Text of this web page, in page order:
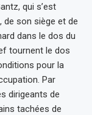
qui s’est
de son siège et de
dans le dos du
tournent le dos
pour la
Par
dirigeants de
tachées de